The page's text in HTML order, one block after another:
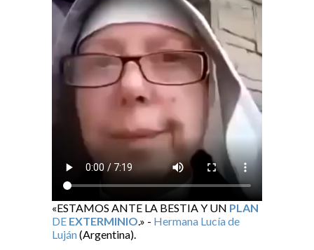
«ESTAMOS ANTE LA BESTIA Y UN PLAN
DE EXTERMINIO.» - Hermana Lucía de
Luján(Argentina).